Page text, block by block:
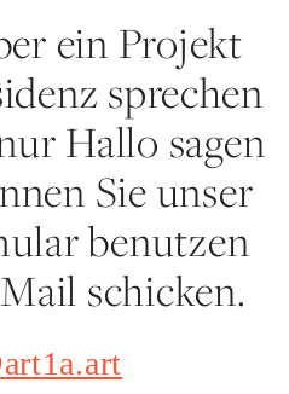
ein Projekt
sprechen
Hallo sagen
Sie unser
benutzen
schicken.